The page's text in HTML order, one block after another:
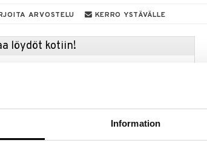
Information
ARVOSTELU KERRO YSTÄVÄLLE
löydöt kotiin!